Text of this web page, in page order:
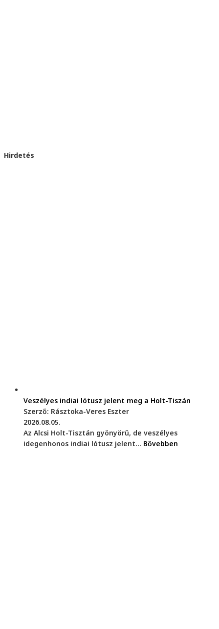
Hirdetés
Veszélyes indiai lótusz jelent meg a Holt-Tiszán
Szerző: Rásztoka-Veres Eszter
2026.08.05.
Az Alcsi Holt-Tisztán gyönyörű, de veszélyes
idegenhonos indiai lótusz jelent... Bővebben